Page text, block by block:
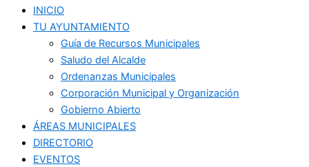
INICIO
TU AYUNTAMIENTO
Guía de Recursos Municipales
Saludo del Alcalde
Ordenanzas Municipales
Corporación Municipal y Organización
Gobierno Abierto
ÁREAS MUNICIPALES
DIRECTORIO
EVENTOS